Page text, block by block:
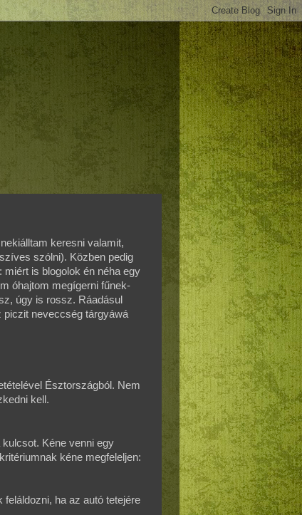
keresni valamit,
szólni). Közben pedig
is blogolok én néha egy
óhajtom megígerni fűnek-
úgy is rossz. Ráadásul
piczit neveccség tárgyáwá
Észtországból. Nem
kell.
Kéne venni egy
kéne megfeleljen:
feláldozni, ha az autó tetejére